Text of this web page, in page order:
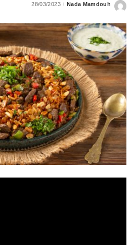
Posted
Nada Mamdouh
28/03/2023